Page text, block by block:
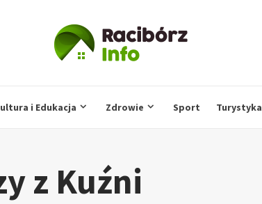
i Edukacja Zdrowie Sport Turystyka
z Kuźni